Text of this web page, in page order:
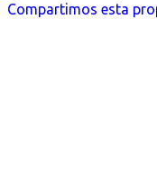
Compartimos esta